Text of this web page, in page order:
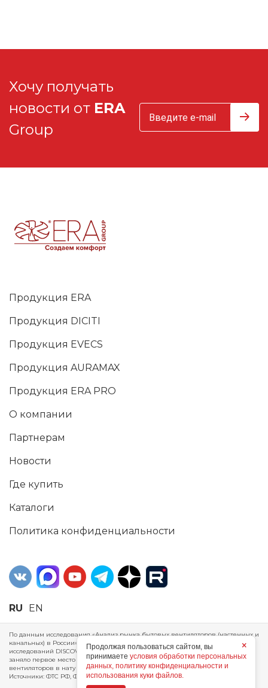
Хочу получать
новости от ERA
Group
Продукция ERA
Продукция DICITI
Продукция EVECS
Продукция AURAMAX
Продукция ERA PRO
О компании
Партнерам
Новости
Где купить
Каталоги
Политика конфиденциальности
RU EN
По данным исследования «Анализ рынка бытовых вентиляторов (настенных и
канальных) в России», проведенного Агентством маркетинговых
исследований DISCOVERY RESEARCH Group, 2025 г. ERA Group (ООО «ЭРА»)
заняло первое место по производству, объему продаж и экспорту бытовых
вентиляторов в натуральном и стоимостном выражении за 2024 год.
Источники: ФТС РФ, ФСГС РФ, исследования DISCOVERY RESEARCH Group.
×
Продолжая пользоваться сайтом, вы
принимаете условия обработки персональных
данных, политику конфиденциальности и
использования куки файлов.